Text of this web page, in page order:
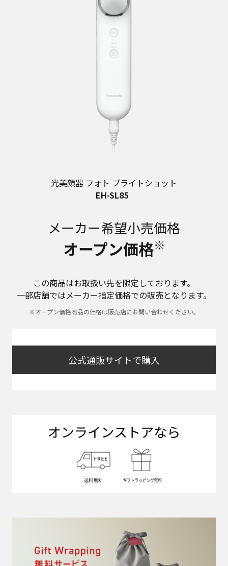
光美顔器 フォト ブライトショット
EH-SL85
メーカー希望小売価格
オープン価格※
この商品はお取扱い先を限定しております。
一部店舗ではメーカー指定価格での販売となります。
※オープン価格商品の価格は販売店にお問い合わせください。
公式通販サイトで購入